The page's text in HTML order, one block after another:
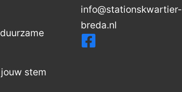
stem
info@stationskwartier-
breda.nl